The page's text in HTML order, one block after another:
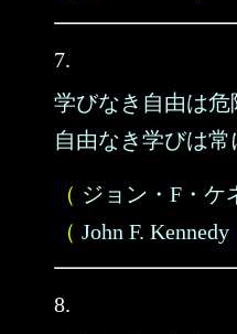
7.
学びなき自由は危
自由なき学びは常
（ ジョン・F・ケ
（ John F. Kennedy
8.